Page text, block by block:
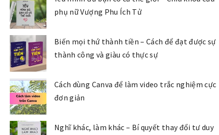
phụ nữ Vượng Phu Ích Tử
Biến mọi thứ thành tiền – Cách để đạt được sự
thành công và giàu có thực sự
Cách dùng Canva để làm video trắc nghiệm cực
đơn giản
Nghĩ khác, làm khác – Bí quyết thay đổi tư duy